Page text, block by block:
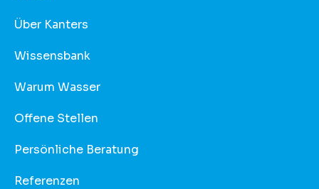
Über Kanters
Wissensbank
Warum Wasser
Offene Stellen
Persönliche Beratung
Referenzen